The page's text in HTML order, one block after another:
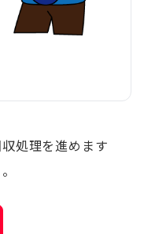
処理を進めます